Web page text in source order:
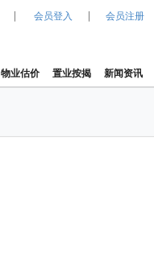
| 会员登入 | 会员注册
物业估价 置业按揭 新闻资讯